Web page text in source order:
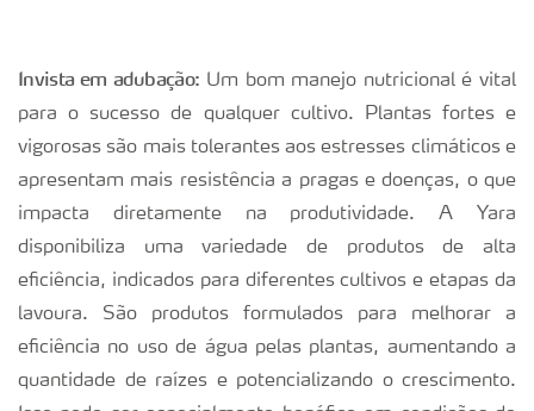
Invista em adubação: Um bom manejo nutricional é vital
para o sucesso de qualquer cultivo. Plantas fortes e
vigorosas são mais tolerantes aos estresses climáticos e
apresentam mais resistência a pragas e doenças, o que
impacta diretamente na produtividade. A Yara
disponibiliza uma variedade de produtos de alta
eficiência, indicados para diferentes cultivos e etapas da
lavoura. São produtos formulados para melhorar a
eficiência no uso de água pelas plantas, aumentando a
quantidade de raízes e potencializando o crescimento.